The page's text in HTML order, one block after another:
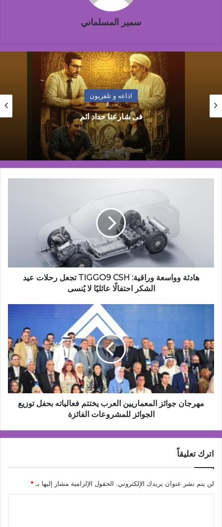
سمير المسلماني
اذاعه و تلفزيون
جمعية السيدات في ملبورن أحييت حفلها السنوي
الشكر
احتفالًا
هادئة وواسعة وراقية: TIGGO9 CSH تجعل رحلات عيد
الشكر احتفالًا عائليًا لا يُنسى
العرب
يختتم
فعالياته
بحفل
توزيع
الجوائز
للمشروعات
مهرجان جوائز المعماريين العرب يختتم فعالياته بحفل توزيع
الجوائز للمشروعات الفائزة
اترك تعليقاً
لن يتم نشر عنوان بريدك الإلكتروني. الحقول الإلزامية مشار إليها بـ*